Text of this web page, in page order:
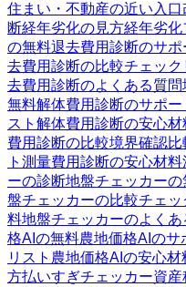
住まい・不動産の近い入口
断経年劣化の見方経年劣化
の無料退去費用診断のサポ
去費用診断の比較チェック
去費用診断のよくある質問
無料解体費用診断のサポー
スト 解体費用診断の安心材
費用診断の比較境界確認
ト 測量費用診断の安心材料
ーの診断地盤チェッカーの
盤チェッカーの比較チェッ
料地盤チェッカーのよくあ
格AIの無料農地価格AIのサ
リスト 農地価格AIの安心材
方払いすぎチェッカー資産